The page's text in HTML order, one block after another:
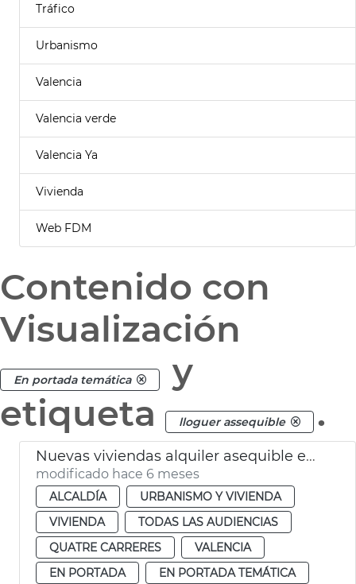
Tráfico
Urbanismo
Valencia
Valencia verde
Valencia Ya
Vivienda
Web FDM
Contenido con
Visualización
En portada temática
y
etiqueta
lloguer assequible .
Nuevas viviendas alquiler asequible en La Punta València
modificado hace 6 meses
ALCALDÍA
URBANISMO Y VIVIENDA
VIVIENDA
TODAS LAS AUDIENCIAS
QUATRE CARRERES
VALENCIA
EN PORTADA
EN PORTADA TEMÁTICA